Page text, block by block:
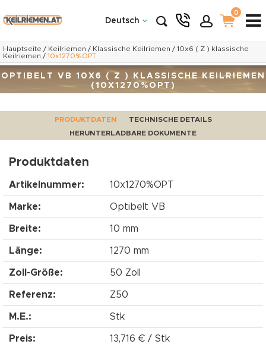
Deutsch
0
Hauptseite / Keilriemen / Klassische Keilriemen / 10x6 ( Z ) klassische
Keilriemen / 10x1270%OPT
OPTIBELT VB 10X6 ( Z ) KLASSISCHE KEILRIEMEN
(10X1270%OPT)
PRODUKTDATEN
TECHNISCHE DETAILS
HERUNTERLADBARE DOKUMENTE
Produktdaten
Artikelnummer: 10x1270%OPT
Marke: Optibelt VB
Breite: 10 mm
Länge: 1270 mm
Zoll-Größe: 50 Zoll
Referenz: Z50
M.E.: Stk
Preis: 13,716 € / Stk